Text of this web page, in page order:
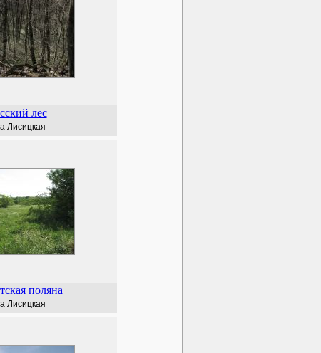
лес
Лисицкая
поляна
Лисицкая